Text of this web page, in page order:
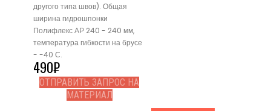
другого типа швов). Общая
ширина гидрошпонки
Полифлекс АР 240 - 240 мм,
температура гибкости на брусе
- -40 С.
490₽
ОТПРАВИТЬ ЗАПРОС НА
МАТЕРИАЛ